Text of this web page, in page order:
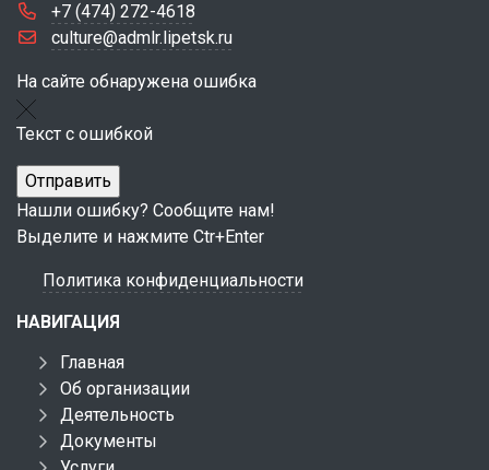
+7 (474) 272-4618
culture@admlr.lipetsk.ru
На сайте обнаружена ошибка
Текст с ошибкой
Нашли ошибку? Сообщите нам!
Выделите и нажмите Ctr+Enter
Политика конфиденциальности
НАВИГАЦИЯ
Главная
Об организации
Деятельность
Документы